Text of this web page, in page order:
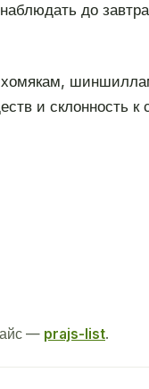
до
хомякам,
и склонность к
— prajs-list.